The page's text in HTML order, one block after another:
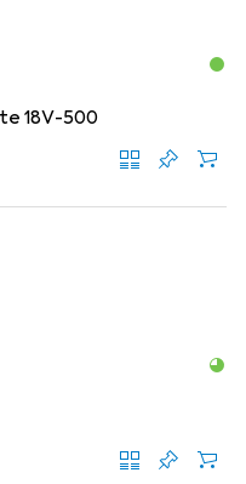
18V-500